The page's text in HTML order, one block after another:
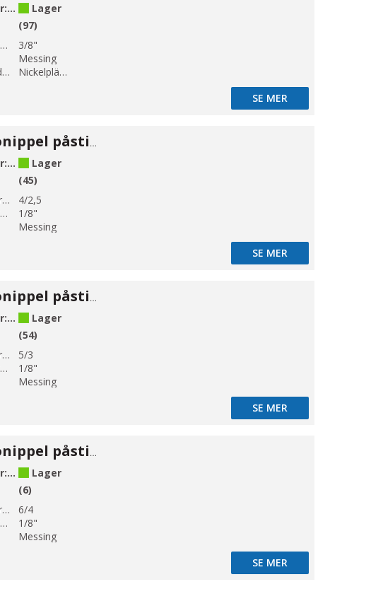
Artikelnr:E102-3Lager
(97)
Gänga storlek 1:
3/8"
Messing
Ytbehandling:
Nickelpläterad
SE MER
Banjonippel påstick MS single 4/2,5×1/8"
Artikelnr:E63-18Lager
(45)
Diameter 1 (mm):
4/2,5
Gänga storlek 1:
1/8"
Messing
SE MER
Banjonippel påstick MS single 5/3×1/8"
Artikelnr:E63-3Lager
(54)
Diameter 1 (mm):
5/3
Gänga storlek 1:
1/8"
Messing
SE MER
Banjonippel påstick MS single 6/4×1/8"
Artikelnr:E63-6Lager
(6)
Diameter 1 (mm):
6/4
Gänga storlek 1:
1/8"
Messing
SE MER